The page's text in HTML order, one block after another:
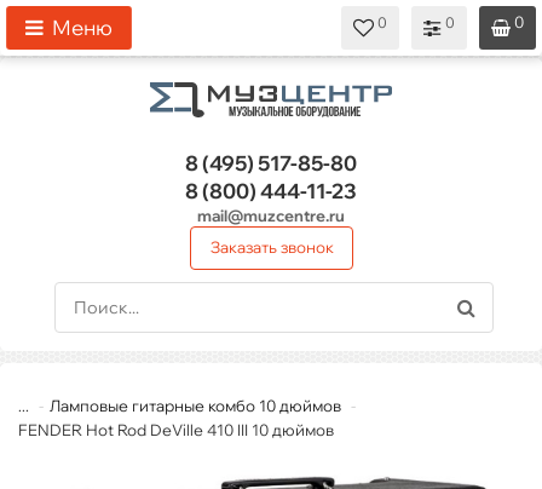
0
0
0
Меню
8 (495)517-85-80
8 (800)444-11-23
mail@muzcentre.ru
Заказать звонок
...
Ламповые гитарные комбо 10 дюймов
FENDER Hot Rod DeVille 410 III 10 дюймов